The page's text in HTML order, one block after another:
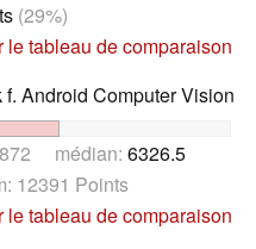
(29%)
tableau de comparaison
f. Android Computer Vision
médian: 6326.5
12391 Points
tableau de comparaison